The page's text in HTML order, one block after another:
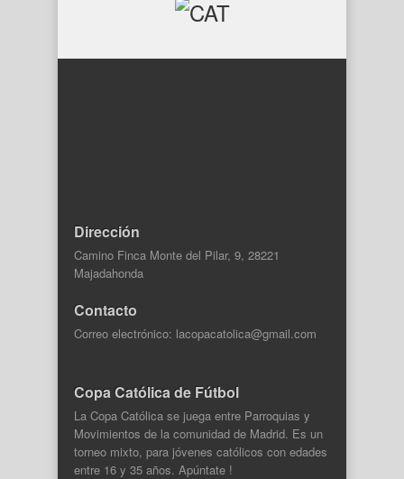
Dirección
Camino Finca Monte del Pilar, 9, 28221
Majadahonda
Contacto
Correo electrónico: lacopacatolica@gmail.com
Copa Católica de Fútbol
La Copa Católica se juega entre Parroquias y
Movimientos de la comunidad de Madrid. Es un
torneo mixto, para jóvenes católicos con edades
entre 16 y 35 años. Apúntate !